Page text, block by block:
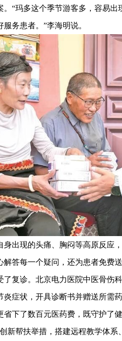
。“玛多这个季节游客多，容易
务患者。”李海明说。
现的头痛、胸闷等高原反应
答每一个疑问，还为患者免费送
诊。北京电力医院中医骨伤
炎症状，开具诊断书并赠送所需
下了数百元医药费，既守护了
帮扶举措，搭建远程教学体系